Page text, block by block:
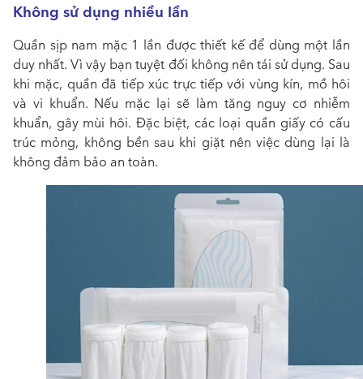
Không sử dụng nhiều lần
Quần sịp nam mặc 1 lần được thiết kế để dùng một lần
duy nhất. Vì vậy bạn tuyệt đối không nên tái sử dụng. Sau
khi mặc, quần đã tiếp xúc trực tiếp với vùng kín, mồ hôi
và vi khuẩn. Nếu mặc lại sẽ làm tăng nguy cơ nhiễm
khuẩn, gây mùi hôi. Đặc biệt, các loại quần giấy có cấu
trúc mỏng, không bền sau khi giặt nên việc dùng lại là
không đảm bảo an toàn.